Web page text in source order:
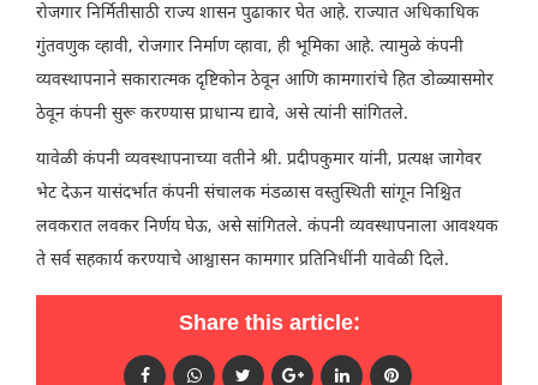
रोजगार निर्मितीसाठी राज्य शासन पुढाकार घेत आहे. राज्यात अधिकाधिक
गुंतवणुक व्हावी, रोजगार निर्माण व्हावा, ही भूमिका आहे. त्यामुळे कंपनी
व्यवस्थापनाने सकारात्मक दृष्टिकोन ठेवून आणि कामगारांचे हित डोळ्यासमोर
ठेवून कंपनी सुरू करण्यास प्राधान्य द्यावे, असे त्यांनी सांगितले.
यावेळी कंपनी व्यवस्थापनाच्या वतीने श्री. प्रदीपकुमार यांनी, प्रत्यक्ष जागेवर
भेट देऊन यासंदर्भात कंपनी संचालक मंडळास वस्तुस्थिती सांगून निश्चित
लवकरात लवकर निर्णय घेऊ, असे सांगितले. कंपनी व्यवस्थापनाला आवश्यक
ते सर्व सहकार्य करण्याचे आश्वासन कामगार प्रतिनिधींनी यावेळी दिले.
Share this article: